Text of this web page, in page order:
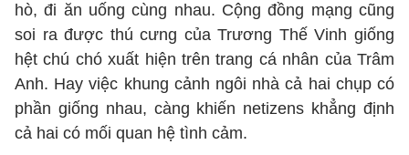
hò, đi ăn uống cùng nhau. Cộng đồng mạng cũng
soi ra được thú cưng của Trương Thế Vinh giống
hệt chú chó xuất hiện trên trang cá nhân của Trâm
Anh. Hay việc khung cảnh ngôi nhà cả hai chụp có
phần giống nhau, càng khiến netizens khẳng định
cả hai có mối quan hệ tình cảm.